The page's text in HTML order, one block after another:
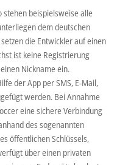
beispielsweise alle
dem deutschen
die Entwickler auf einen
ist keine Registrierung
Nickname ein.
der App per SMS, E-Mail,
werden. Bei Annahme
eine sichere Verbindung
des sogenannten
öffentlichen Schlüssels,
über einen privaten